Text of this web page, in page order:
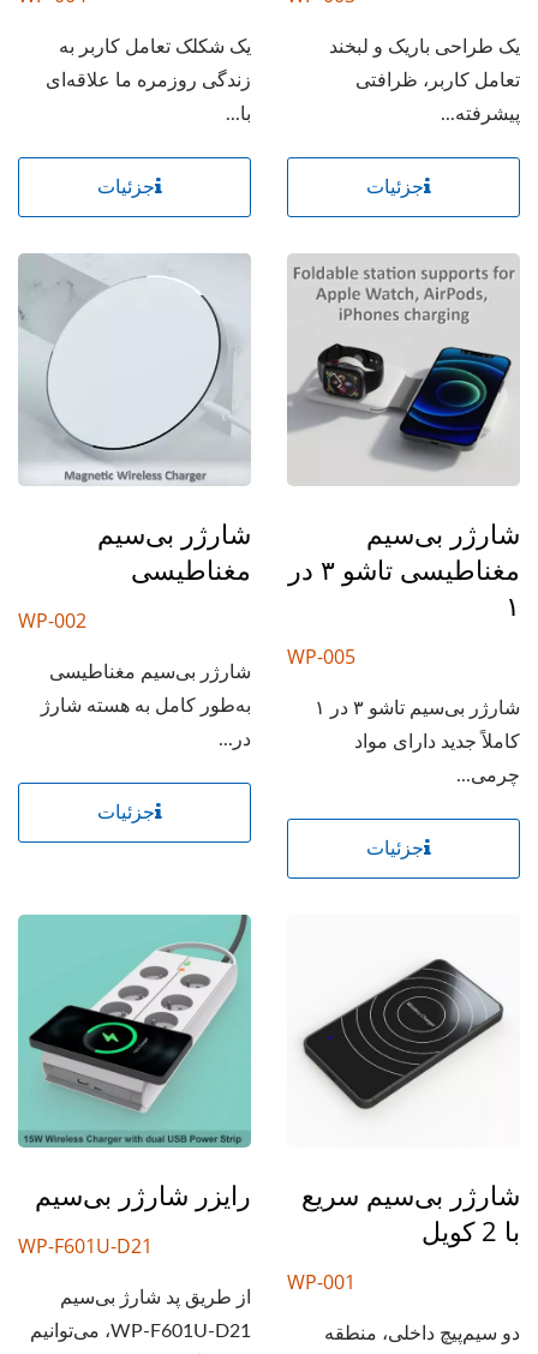
یک طراحی باریک و لبخند
تعامل کاربر، ظرافتی
پیشرفته...
جزئیات
یک شکلک تعامل کاربر به
زندگی روزمره ما علاقه‌ای
با...
جزئیات
شارژر بی‌سیم
مغناطیسی تاشو ۳ در
۱
WP-005
شارژر بی‌سیم تاشو ۳ در ۱
کاملاً جدید دارای مواد
چرمی...
جزئیات
شارژر بی‌سیم
مغناطیسی
WP-002
شارژر بی‌سیم مغناطیسی
به‌طور کامل به هسته شارژ
در...
جزئیات
شارژر بی‌سیم سریع
با 2 کویل
WP-001
دو سیم‌پیچ داخلی، منطقه
رایزر شارژر بی‌سیم
WP-F601U-D21
از طریق پد شارژ بی‌سیم
WP-F601U-D21، می‌توانیم